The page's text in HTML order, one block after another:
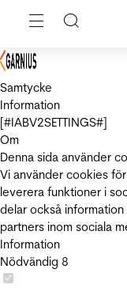
Samtycke
Information
[#IABV2SETTINGS#]
Om
Denna sida använder
Vi använder cookies
leverera funktioner i
delar också
partners inom sociala
Information
Nödvändig 8